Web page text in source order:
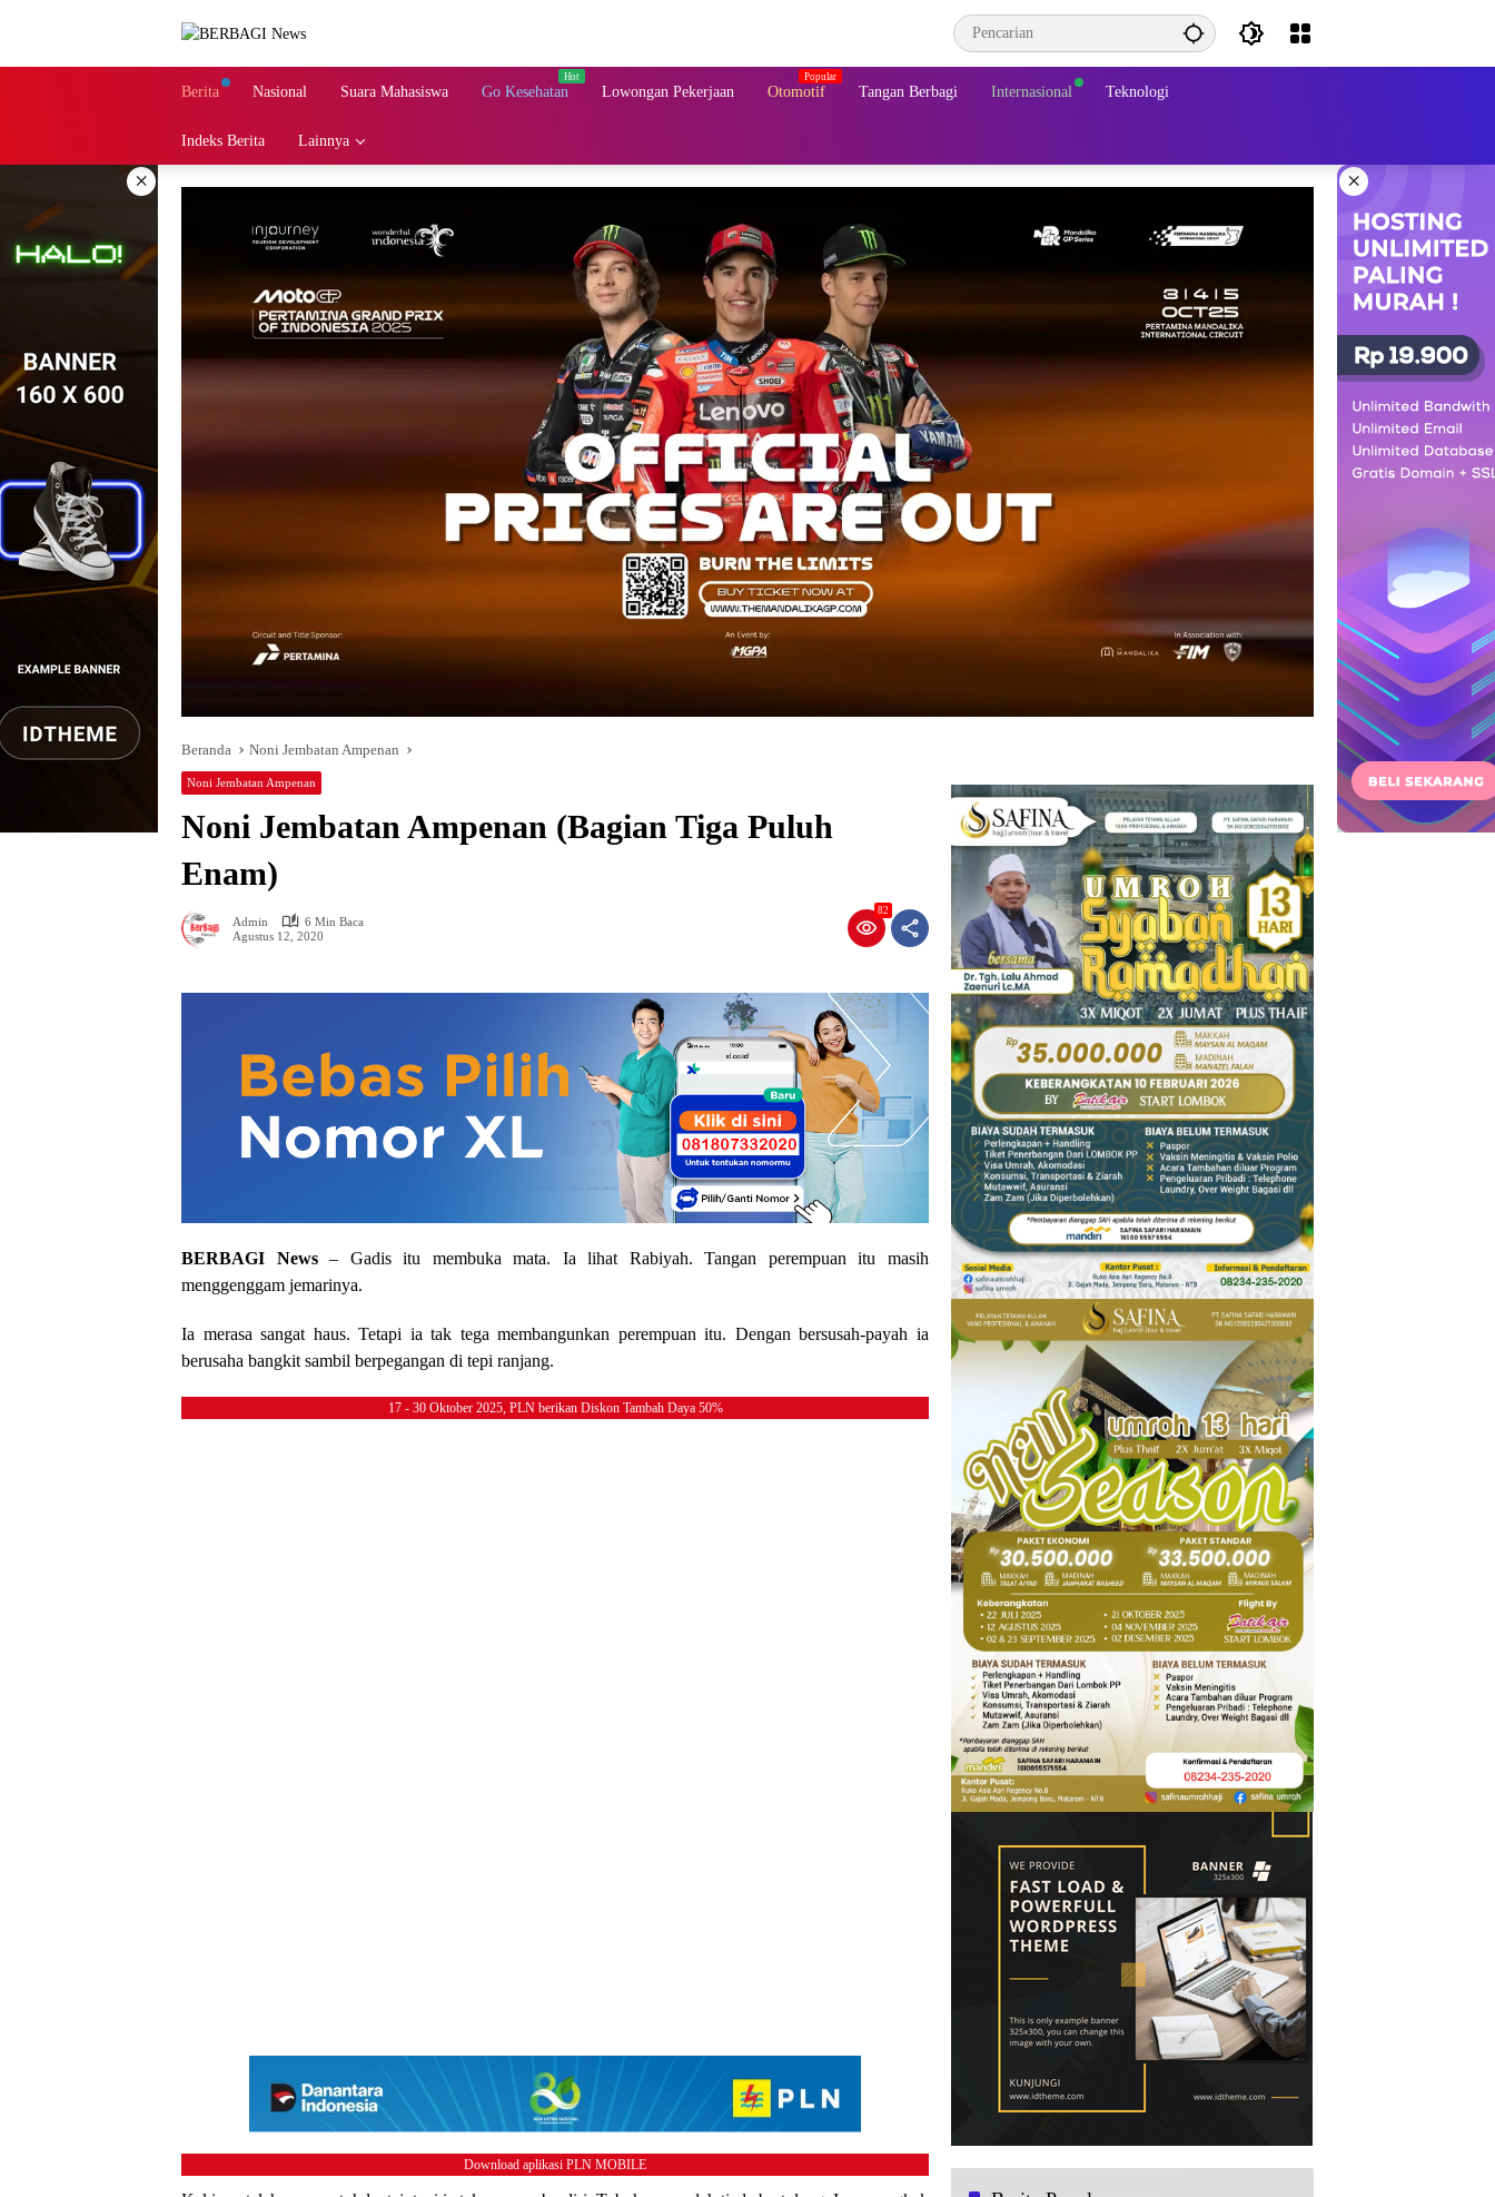
Berita Nasional Suara Mahasiswa Go Kesehatan Lowongan Pekerjaan Otomotif Tangan Berbagi Internasional Teknologi
Indeks Berita Lainnya
× ×
Beranda Noni Jembatan Ampenan
Noni Jembatan Ampenan
Noni Jembatan Ampenan (Bagian Tiga Puluh
Enam)
Admin
6 Min Baca
Agustus 12, 2020
82
BERBAGI News– Gadis itu membuka mata. Ia lihat Rabiyah. Tangan perempuan itu masih
menggenggam jemarinya.
Ia merasa sangat haus. Tetapi ia tak tega membangunkan perempuan itu. Dengan bersusah-payah ia
berusaha bangkit sambil berpegangan di tepi ranjang.
17 - 30 Oktober 2025, PLN berikan Diskon Tambah Daya 50%
Download aplikasi PLN MOBILE